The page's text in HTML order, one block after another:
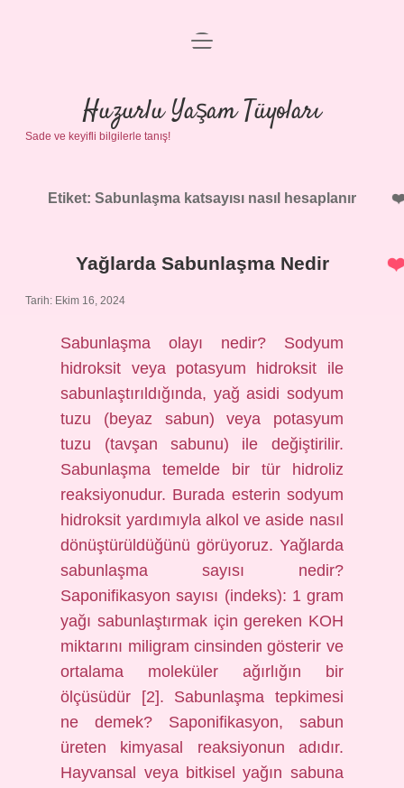
Anasayfa
Gizlilik Politikası
Yasal Uyarı
menüyü
Huzurlu Yaşam Tüyoları
Sade ve keyifli bilgilerle tanış!
Etiket: Sabunlaşma katsayısı nasıl hesaplanır
Yağlarda Sabunlaşma Nedir
Tarih: Ekim 16, 2024
Sabunlaşma olayı nedir? Sodyum
hidroksit veya potasyum hidroksit ile
sabunlaştırıldığında, yağ asidi sodyum
tuzu (beyaz sabun) veya potasyum
tuzu (tavşan sabunu) ile değiştirilir.
Sabunlaşma temelde bir tür hidroliz
reaksiyonudur. Burada esterin sodyum
hidroksit yardımıyla alkol ve aside nasıl
dönüştürüldüğünü görüyoruz. Yağlarda
sabunlaşma sayısı nedir?
Saponifikasyon sayısı (indeks): 1 gram
yağı sabunlaştırmak için gereken KOH
miktarını miligram cinsinden gösterir ve
ortalama moleküler ağırlığın bir
ölçüsüdür [2]. Sabunlaşma tepkimesi
ne demek? Saponifikasyon, sabun
üreten kimyasal reaksiyonun adıdır.
Hayvansal veya bitkisel yağın sabuna